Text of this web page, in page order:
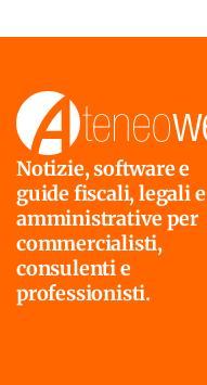
Notizie, software e
guide fiscali, legali e
amministrative per
commercialisti,
consulenti e
professionisti.